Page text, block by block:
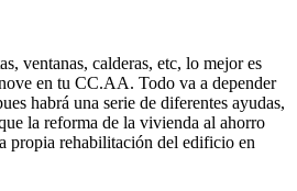
ventanas, calderas, etc, lo mejor es
en tu CC.AA. Todo va a depender
habrá una serie de diferentes ayudas,
la reforma de la vivienda al ahorro
propia rehabilitación del edificio en